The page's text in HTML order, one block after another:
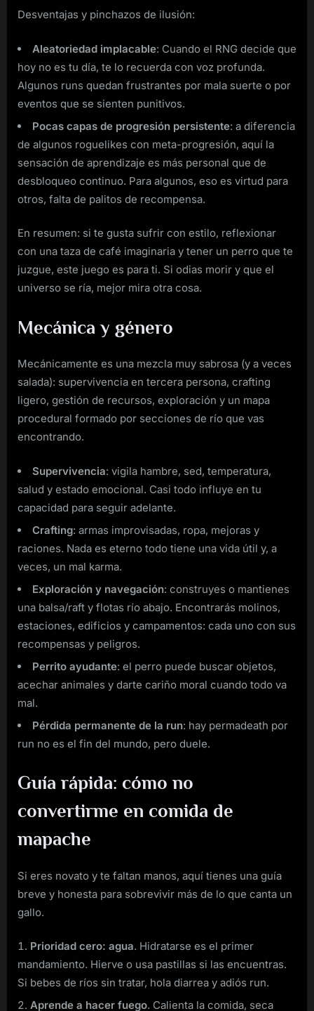
Desventajas y pinchazos de ilusión:
Aleatoriedad implacable: Cuando el RNG decide que
hoy no es tu día, te lo recuerda con voz profunda.
Algunos runs quedan frustrantes por mala suerte o por
eventos que se sienten punitivos.
Pocas capas de progresión persistente: a diferencia
de algunos roguelikes con meta-progresión, aquí la
sensación de aprendizaje es más personal que de
desbloqueo continuo. Para algunos, eso es virtud para
otros, falta de palitos de recompensa.
En resumen: si te gusta sufrir con estilo, reflexionar
con una taza de café imaginaria y tener un perro que te
juzgue, este juego es para ti. Si odias morir y que el
universo se ría, mejor mira otra cosa.
Mecánica y género
Mecánicamente es una mezcla muy sabrosa (y a veces
salada): supervivencia en tercera persona, crafting
ligero, gestión de recursos, exploración y un mapa
procedural formado por secciones de río que vas
encontrando.
Supervivencia: vigila hambre, sed, temperatura,
salud y estado emocional. Casi todo influye en tu
capacidad para seguir adelante.
Crafting: armas improvisadas, ropa, mejoras y
raciones. Nada es eterno todo tiene una vida útil y, a
veces, un mal karma.
Exploración y navegación: construyes o mantienes
una balsa/raft y flotas río abajo. Encontrarás molinos,
estaciones, edificios y campamentos: cada uno con sus
recompensas y peligros.
Perrito ayudante: el perro puede buscar objetos,
acechar animales y darte cariño moral cuando todo va
mal.
Pérdida permanente de la run: hay permadeath por
run no es el fin del mundo, pero duele.
Guía rápida: cómo no
convertirme en comida de
mapache
Si eres novato y te faltan manos, aquí tienes una guía
breve y honesta para sobrevivir más de lo que canta un
gallo.
Prioridad cero: agua. Hidratarse es el primer
mandamiento. Hierve o usa pastillas si las encuentras.
Si bebes de ríos sin tratar, hola diarrea y adiós run.
Aprende a hacer fuego. Calienta la comida, seca